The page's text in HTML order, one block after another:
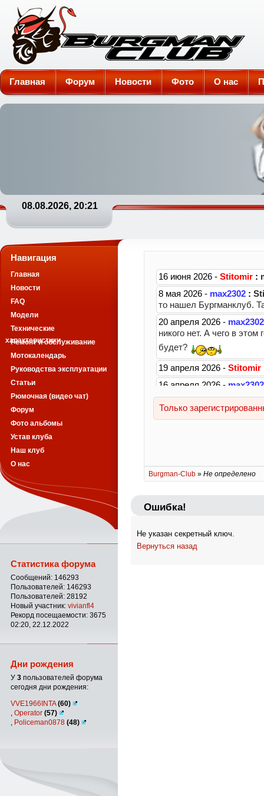
Burgman-Club
Главная Форум Новости Фото О нас
08.08.2026, 20:21
Burgman-Club » Не определено
Ошибка!
Не указан секретный ключ.
Вернуться назад
Навигация
Главная
Новости
FAQ
Модели
Технические
характеристики
Ремонт и обслуживание
Мотокалендарь
Руководства эксплуатации
Статьи
Рюмочная (видео чат)
Форум
Фото альбомы
Устав клуба
Наш клуб
О нас
Статистика форума
Сообщений: 146293
Пользователей: 146293
Пользователей: 28192
Новый участник: vivianfl4
Рекорд посещаемости: 3675
02:20, 22.12.2022
Дни рождения
У 3 пользователей форума
сегодня дни рождения:
VVE1966INTA(60)
Operator (57)
Policeman0878 (48)